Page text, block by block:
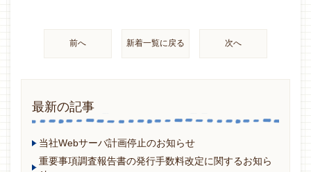
前へ 新着一覧に戻る 次へ
最新の記事
当社Webサーバ計画停止のお知らせ
重要事項調査報告書の発行手数料改定に関するお知ら